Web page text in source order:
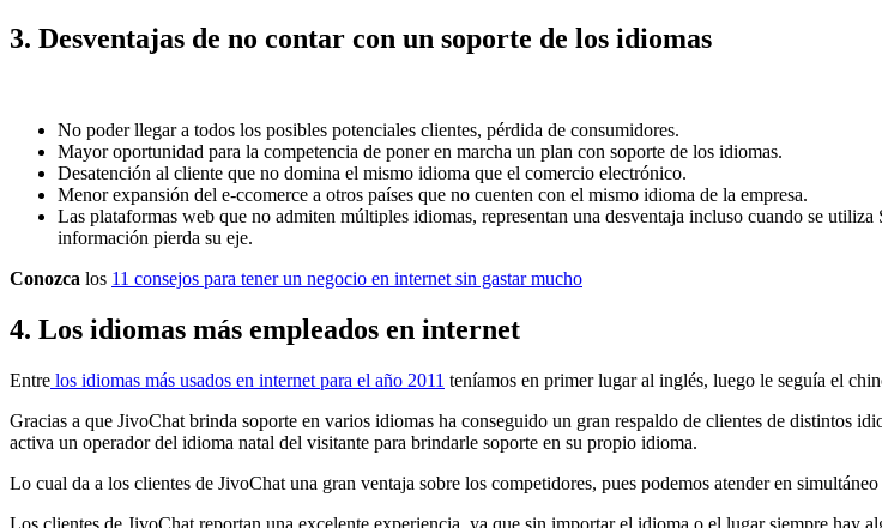
3. Desventajas de no contar con un soporte de los idiomas
No poder llegar a todos los posibles potenciales clientes, pérdida de consumidores.
Mayor oportunidad para la competencia de poner en marcha un plan con soporte de los idiomas.
Desatención al cliente que no domina el mismo idioma que el comercio electrónico.
Menor expansión del e-ccomerce a otros países que no cuenten con el mismo idioma de la empresa.
Las plataformas web que no admiten múltiples idiomas, representan una desventaja incluso cuando se
información pierda su eje.
Conozca los 11 consejos para tener un negocio en internet sin gastar mucho
4. Los idiomas más empleados en internet
Entre los idiomas más usados en internet para el año 2011 teníamos en primer lugar al inglés, luego le seguía el
Gracias a que JivoChat brinda soporte en varios idiomas ha conseguido un gran respaldo de clientes de distintos
activa un operador del idioma natal del visitante para brindarle soporte en su propio idioma.
Lo cual da a los clientes de JivoChat una gran ventaja sobre los competidores, pues podemos atender en
Los clientes de JivoChat reportan una excelente experiencia, ya que sin importar el idioma o el lugar siempre hay